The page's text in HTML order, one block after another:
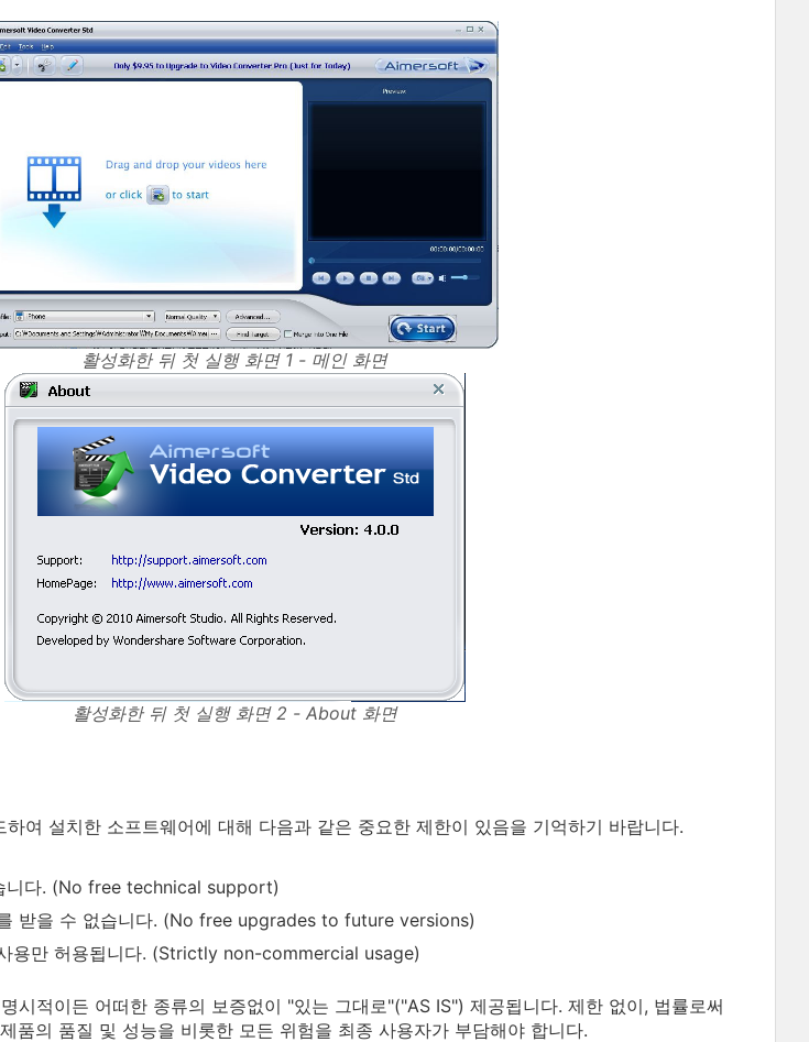
활성화한 뒤 첫 실행 화면 1 - 메인 화면
활성화한 뒤 첫 실행 화면 2 - About 화면
여 설치한 소프트웨어에 대해 다음과 같은 중요한 제한이 있음을 기억하기 바랍니다.
니다. (No free technical support)
받을 수 없습니다. (No free upgrades to future versions)
용만 허용됩니다. (Strictly non-commercial usage)
시적이든 어떠한 종류의 보증없이 "있는 그대로"("AS IS") 제공됩니다. 제한 없이, 법률로써
품의 품질 및 성능을 비롯한 모든 위험을 최종 사용자가 부담해야 합니다.